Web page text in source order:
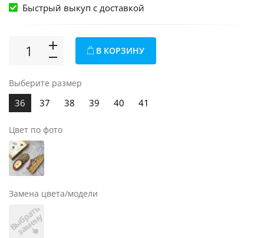
Быстрый выкуп c доставкой
В КОРЗИНУ
Выберите размер
36 37 38 39 40 41
Цвет по фото
Замена цвета/модели
В
ы
б
р
а
т
ь
з
а
м
е
н
у